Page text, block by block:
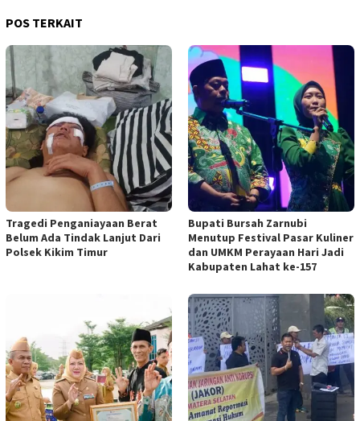
POS TERKAIT
Tragedi Penganiayaan Berat
Belum Ada Tindak Lanjut Dari
Polsek Kikim Timur
Bupati Bursah Zarnubi
Menutup Festival Pasar Kuliner
dan UMKM Perayaan Hari Jadi
Kabupaten Lahat ke-157